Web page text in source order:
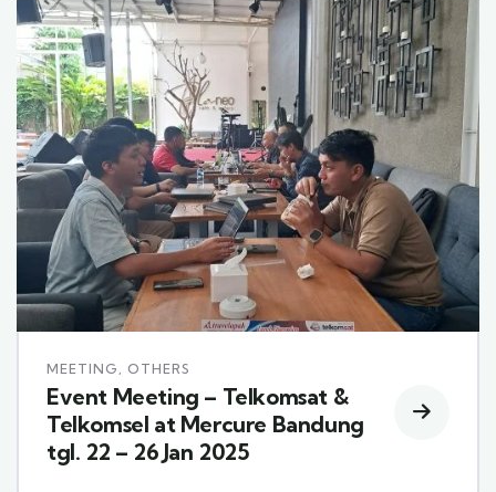
MEETING , OTHERS
Event Meeting – Telkomsat &
Telkomsel at Mercure Bandung
tgl. 22 – 26 Jan 2025